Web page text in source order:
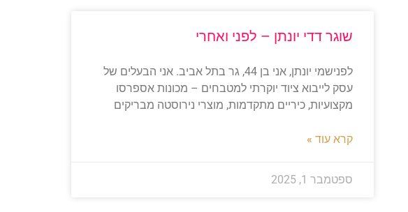
שוגר דדי יונתן – לפני ואחרי
לפנישמי יונתן, אני בן 44, גר בתל אביב. אני הבעלים של
עסק לייבוא ציוד יוקרתי למטבחים – מכונות אספרסו
מקצועיות, כיריים מתקדמות, מוצרי נירוסטה מבריקים
קרא עוד »
ספטמבר 1, 2025